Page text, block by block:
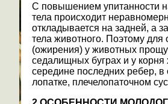
С повышением упитанности
тела происходит
откладывается на задней, а
тела животного. Поэтому для
(ожирения) у животных
седалищных буграх и у корня
середине последних ребер, в
лопатке, плечелопаточном